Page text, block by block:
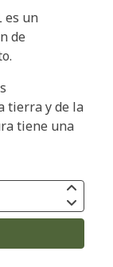
es un
de
tierra y de la
tiene una